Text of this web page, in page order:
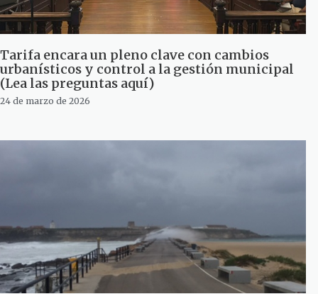
Tarifa encara un pleno clave con cambios
urbanísticos y control a la gestión municipal
(Lea las preguntas aquí)
24 de marzo de 2026